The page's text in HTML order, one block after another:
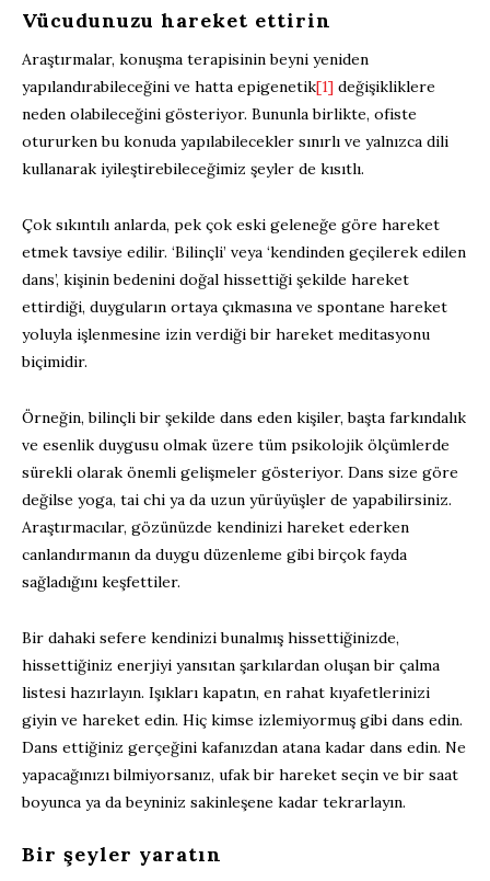
Vücudunuzu hareket ettirin
Araştırmalar, konuşma terapisinin beyni yeniden
yapılandırabileceğini ve hatta epigenetik[1] değişikliklere
neden olabileceğini gösteriyor. Bununla birlikte, ofiste
otururken bu konuda yapılabilecekler sınırlı ve yalnızca dili
kullanarak iyileştirebileceğimiz şeyler de kısıtlı.
Çok sıkıntılı anlarda, pek çok eski geleneğe göre hareket
etmek tavsiye edilir. ‘Bilinçli’ veya ‘kendinden geçilerek edilen
dans’, kişinin bedenini doğal hissettiği şekilde hareket
ettirdiği, duyguların ortaya çıkmasına ve spontane hareket
yoluyla işlenmesine izin verdiği bir hareket meditasyonu
biçimidir.
Örneğin, bilinçli bir şekilde dans eden kişiler, başta farkındalık
ve esenlik duygusu olmak üzere tüm psikolojik ölçümlerde
sürekli olarak önemli gelişmeler gösteriyor. Dans size göre
değilse yoga, tai chi ya da uzun yürüyüşler de yapabilirsiniz.
Araştırmacılar, gözünüzde kendinizi hareket ederken
canlandırmanın da duygu düzenleme gibi birçok fayda
sağladığını keşfettiler.
Bir dahaki sefere kendinizi bunalmış hissettiğinizde,
hissettiğiniz enerjiyi yansıtan şarkılardan oluşan bir çalma
listesi hazırlayın. Işıkları kapatın, en rahat kıyafetlerinizi
giyin ve hareket edin. Hiç kimse izlemiyormuş gibi dans edin.
Dans ettiğiniz gerçeğini kafanızdan atana kadar dans edin. Ne
yapacağınızı bilmiyorsanız, ufak bir hareket seçin ve bir saat
boyunca ya da beyniniz sakinleşene kadar tekrarlayın.
Bir şeyler yaratın